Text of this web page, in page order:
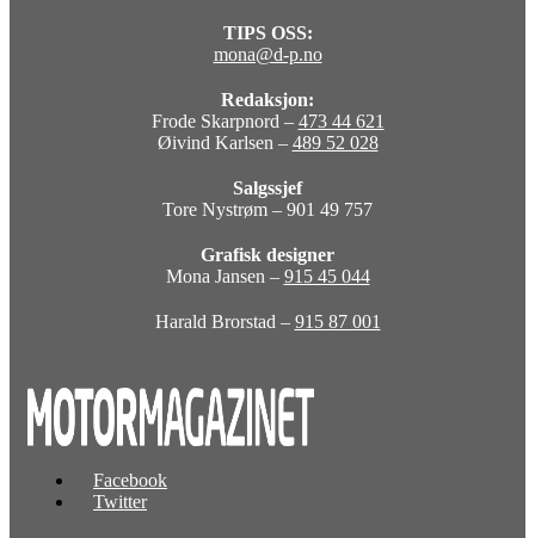
TIPS OSS:
mona@d-p.no
Redaksjon:
Frode Skarpnord – 473 44 621
Øivind Karlsen – 489 52 028
Salgssjef
Tore Nystrøm – 901 49 757
Grafisk designer
Mona Jansen – 915 45 044
Harald Brorstad – 915 87 001
Facebook
Twitter